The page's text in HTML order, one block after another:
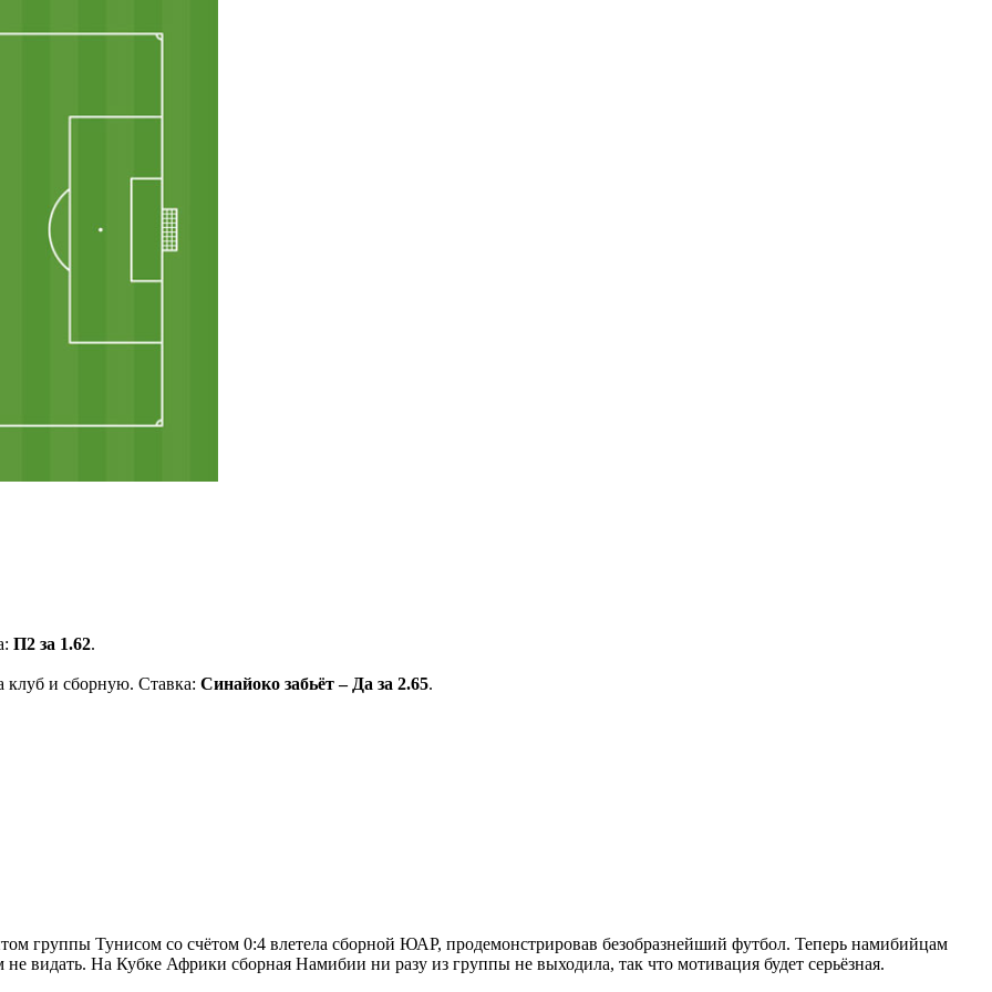
П2 за 1.62.
клуб и сборную. Ставка: Синайоко забьёт – Да за 2.65.
группы Тунисом со счётом 0:4 влетела сборной ЮАР, продемонстрировав безобразнейший футбол. Теперь намибийцам
видать. На Кубке Африки сборная Намибии ни разу из группы не выходила, так что мотивация будет серьёзная.